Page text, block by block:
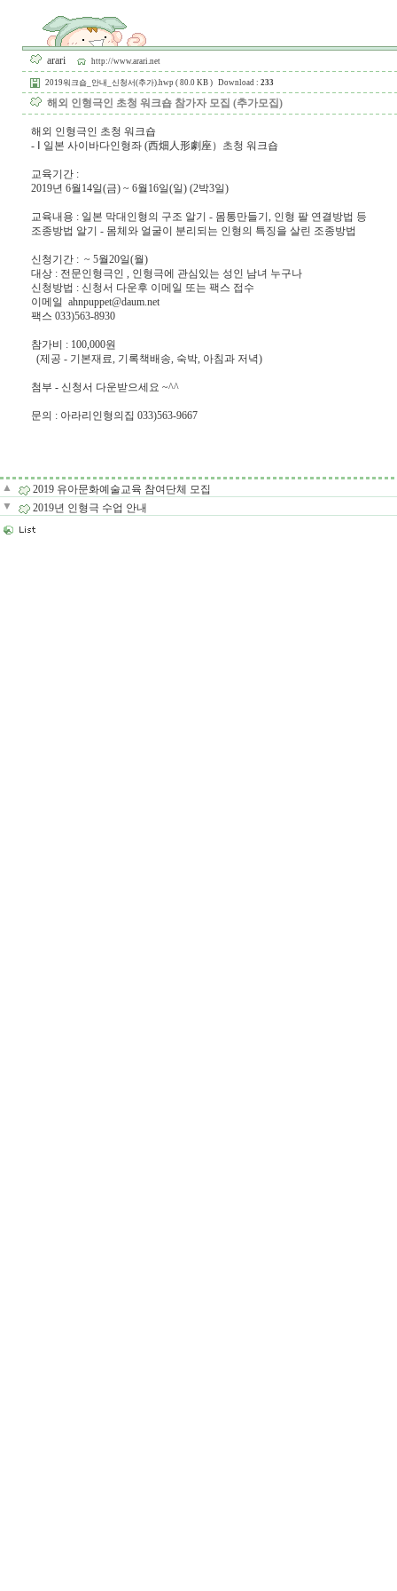
arari http://www.arari.net
2019워크숍_안내_신청서(추가).hwp ( 80.0 KB ) Download : 233
해외 인형극인 초청 워크숍 참가자 모집 (추가모집)
해외 인형극인 초청 워크숍
- Ⅰ 일본 사이바다인형좌 (西畑人形劇座）초청 워크숍
교육기간 :
2019년 6월14일(금) ~ 6월16일(일) (2박3일)
교육내용 : 일본 막대인형의 구조 알기 - 몸통만들기, 인형 팔 연결방법 등
조종방법 알기 - 몸체와 얼굴이 분리되는 인형의 특징을 살린 조종방법
신청기간 : ~ 5월20일(월)
대상 : 전문인형극인 , 인형극에 관심있는 성인 남녀 누구나
신청방법 : 신청서 다운후 이메일 또는 팩스 접수
이메일 ahnpuppet@daum.net
팩스 033)563-8930
참가비 : 100,000원
(제공 - 기본재료, 기록책배송, 숙박, 아침과 저녁)
첨부 - 신청서 다운받으세요 ~^^
문의 : 아라리인형의집 033)563-9667
▲
2019 유아문화예술교육 참여단체 모집
▼
2019년 인형극 수업 안내